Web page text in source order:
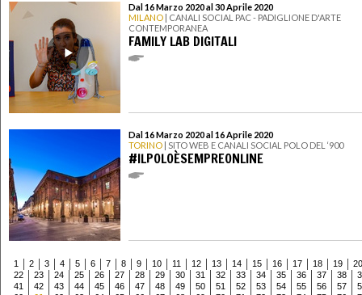
Dal 16 Marzo 2020 al 30 Aprile 2020
MILANO | CANALI SOCIAL PAC - PADIGLIONE D'ARTE
CONTEMPORANEA
FAMILY LAB DIGITALI
Dal 16 Marzo 2020 al 16 Aprile 2020
TORINO | SITO WEB E CANALI SOCIAL POLO DEL ‘900
#ILPOLOÈSEMPREONLINE
1 2 3 4 5 6 7 8 9 10 11 12 13 14 15 16 17 18 19
20
22
23 24 25 26 27 28 29 30 31 32 33 34 35 36 37 38
41
42 43 44 45 46 47 48 49 50 51 52 53 54 55 56 57